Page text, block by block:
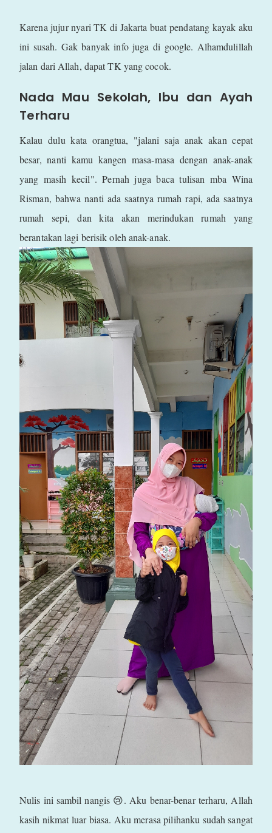
Karena jujur nyari TK di Jakarta buat pendatang kayak aku
ini susah. Gak banyak info juga di google. Alhamdulillah
jalan dari Allah, dapat TK yang cocok.
Nada Mau Sekolah, Ibu dan Ayah
Terharu
Kalau dulu kata orangtua, "jalani saja anak akan cepat
besar, nanti kamu kangen masa-masa dengan anak-anak
yang masih kecil". Pernah juga baca tulisan mba Wina
Risman, bahwa nanti ada saatnya rumah rapi, ada saatnya
rumah sepi, dan kita akan merindukan rumah yang
berantakan lagi berisik oleh anak-anak.
Nulis ini sambil nangis 😢. Aku benar-benar terharu, Allah
kasih nikmat luar biasa. Aku merasa pilihanku sudah sangat